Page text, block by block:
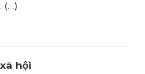
hội